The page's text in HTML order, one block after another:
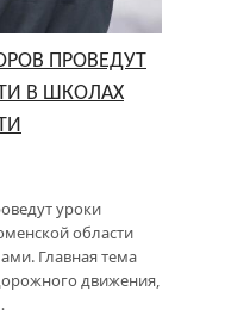
ПРОВЕДУТ
В ШКОЛАХ
уроки
области
Главная тема
движения,